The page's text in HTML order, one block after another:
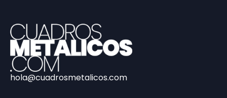
hola@cuadrosmetalicos.com